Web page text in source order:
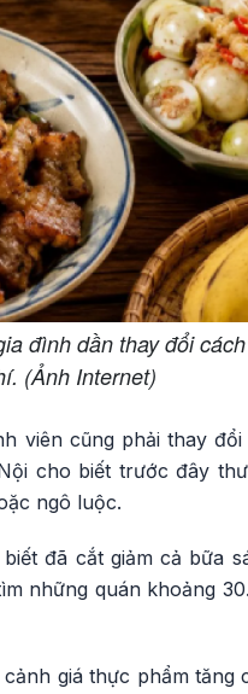
đình dần thay đổi
(Ảnh Internet)
viên cũng phải thay
cho biết trước đây
ngô luộc.
đã cắt giảm cả bữa
những quán khoảng
giá thực phẩm tăng